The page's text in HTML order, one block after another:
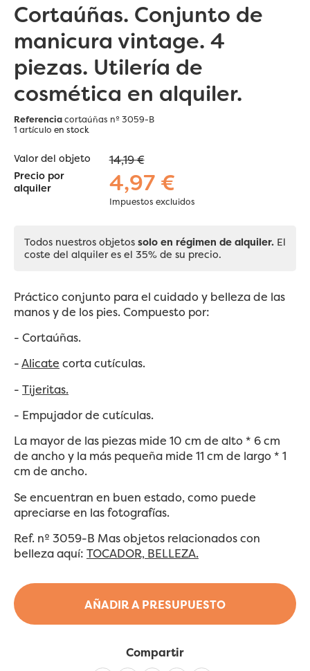
Cortaúñas. Conjunto de
manicura vintage. 4
piezas. Utilería de
cosmética en alquiler.
Referenciacortaúñas nº 3059-B
1 artículo en stock
AÑADIR A PRESUPUESTO
Valor del objeto 14,19 €
Precio por
alquiler
4,97 €
Impuestos excluidos
Todos nuestros objetos solo en régimen de alquiler. El
coste del alquiler es el 35% de su precio.
Práctico conjunto para el cuidado y belleza de las
manos y de los pies. Compuesto por:
- Cortaúñas.
-Alicate corta cutículas.
- Tijeritas.
- Empujador de cutículas.
La mayor de las piezas mide 10 cm de alto * 6 cm
de ancho y la más pequeña mide 11 cm de largo * 1
cm de ancho.
Se encuentran en buen estado, como puede
apreciarse en las fotografías.
Ref. nº 3059-B Mas objetos relacionados con
belleza aquí: TOCADOR, BELLEZA.
Compartir